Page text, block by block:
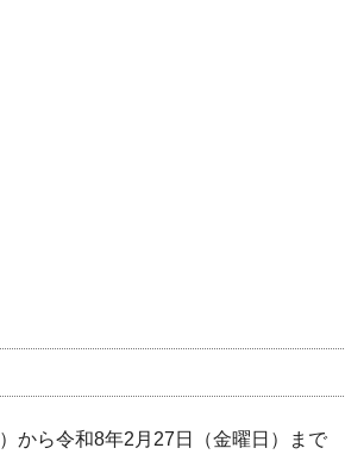
から令和8年2月27日（金曜日）まで